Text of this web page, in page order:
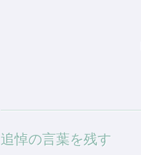
追悼の言葉を残す